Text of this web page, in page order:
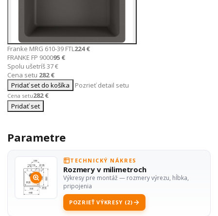
Franke MRG 610-39 FTL224 €
FRANKE FP 900095 €
Spolu ušetríš 37 €
Cena setu 282 €
Pridať set do košíka
Pozrieť detail setu
Cena setu282 €
Pridať set
Parametre
TECHNICKÝ NÁKRES
Rozmery v milimetroch
Výkresy pre montáž — rozmery výrezu, hĺbka,
pripojenia
POZRIEŤ VÝKRESY (2)